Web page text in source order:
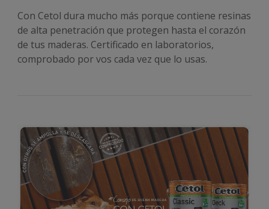
Con Cetol dura mucho más porque contiene resinas
de alta penetración que protegen hasta el corazón
de tus maderas. Certificado en laboratorios,
comprobado por vos cada vez que lo usas.